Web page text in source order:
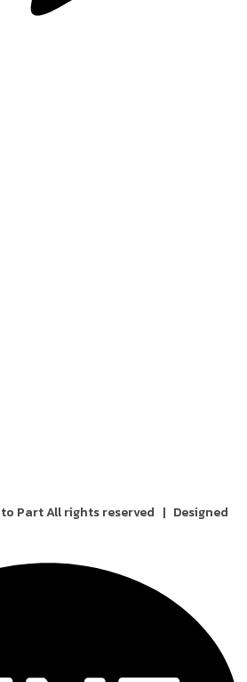
Part All rights reserved | Designed